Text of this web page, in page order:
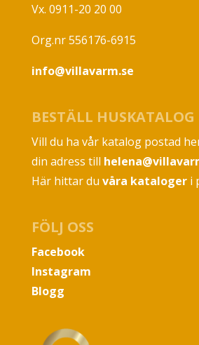
Vx. 0911-20 20 00
Org.nr 556176-6915
info@villavarm.se
BESTÄLL HUSKATALOG
Vill du ha vår katalog postad
din adress till
Här hittar du våra katalogeri
FÖLJ OSS
Facebook
Instagram
Blogg